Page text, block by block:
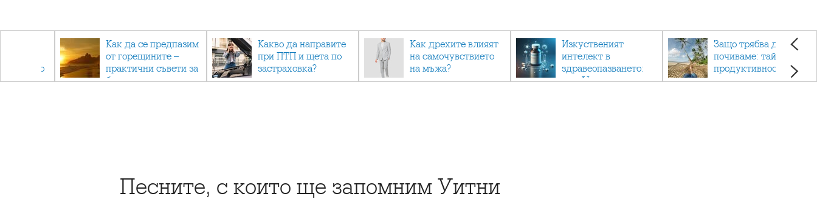
отново
Как да се предпазим
от горещините –
практични съвети за
безопасно лято
Какво да направите
при ПТП и щета по
застраховка?
Как дрехите влияят
на самочувствието
на мъжа?
Изкуственият
интелект в
здравеопазването:
как AI променя
Защо трябва да си
почиваме: тайната на
продуктивността,
здравето и добрия
Песните, с които ще запомним Уитни